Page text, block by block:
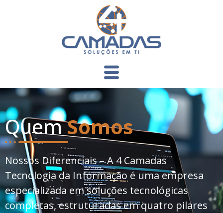
QuemSomos
Nossos Diferenciais – A 4 Camadas
Tecnologia da Informação é uma empresa
especializada em soluções tecnológicas
completas, estruturadas em quatro pilares